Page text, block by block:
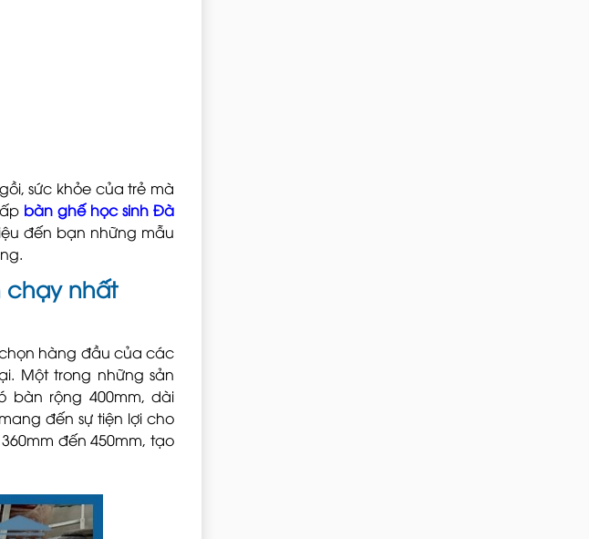
sức khỏe của trẻ mà
bàn ghế học sinh Đà
đến bạn những mẫu
chạy nhất
hàng đầu của các
Một trong những sản
rộng 400mm, dài
đến sự tiện lợi cho
đến 450mm, tạo